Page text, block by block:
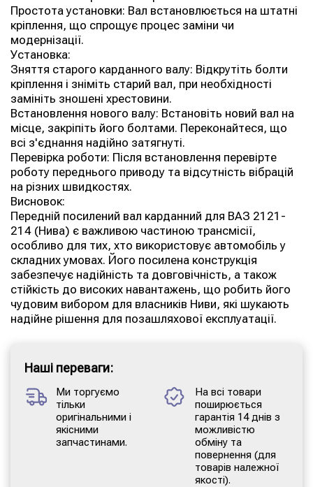
Простота установки: Вал встановлюється на штатні
кріплення, що спрощує процес заміни чи
модернізації.
Установка:
Зняття старого карданного валу: Відкрутіть болти
кріплення і зніміть старий вал, при необхідності
замініть зношені хрестовини.
Встановлення нового валу: Встановіть новий вал на
місце, закріпіть його болтами. Переконайтеся, що
всі з'єднання надійно затягнуті.
Перевірка роботи: Після встановлення перевірте
роботу переднього приводу та відсутність вібрацій
на різних швидкостях.
Висновок:
Передній посилений вал карданний для ВАЗ 2121-
214 (Нива) є важливою частиною трансмісії,
особливо для тих, хто використовує автомобіль у
складних умовах. Його посилена конструкція
забезпечує надійність та довговічність, а також
стійкість до високих навантажень, що робить його
чудовим вибором для власників Ниви, які шукають
надійне рішення для позашляхової експлуатації.
Наші переваги:
Ми торгуємо
тільки
оригінальними і
якісними
запчастинами.
На всі товари
поширюється
гарантія 14 днів з
можливістю
обміну та
повернення (для
товарів належної
якості).